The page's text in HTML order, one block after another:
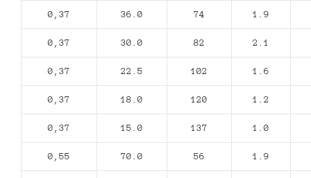
0,37 36.0 74 1.9
0,37 30.0 82 2.1
0,37 22.5 102 1.6
0,37 18.0 120 1.2
0,37 15.0 137 1.0
0,55 70.0 56 1.9